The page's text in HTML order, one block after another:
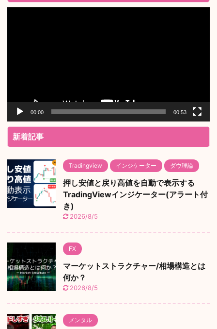
00:00 00:53
新着記事
Tradingview インジケーター ダウ理論
押し安値と戻り高値を自動で表示する
TradingViewインジケーター(アラート付
き)
2026/8/5
FX
マーケットストラクチャー/相場構造とは
何か？
2026/8/5
メンタル